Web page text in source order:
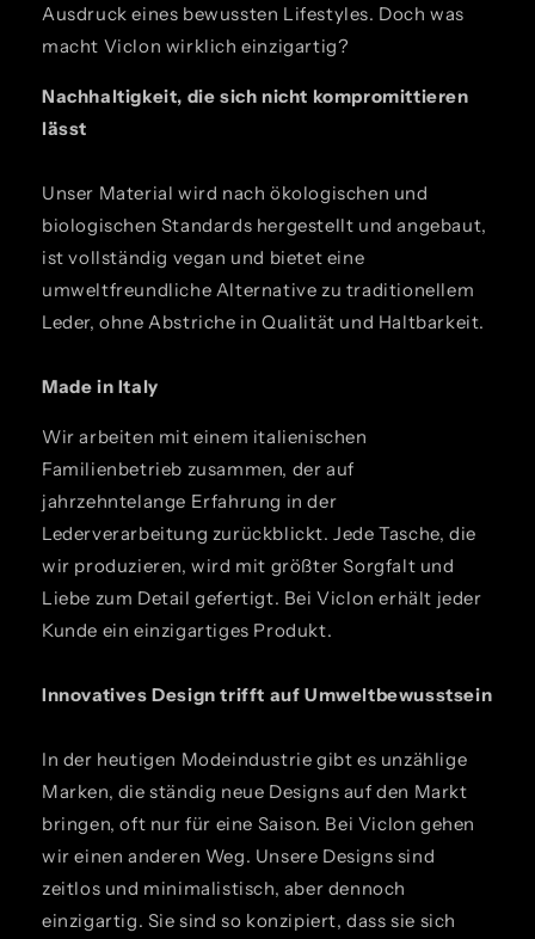
Ausdruck eines bewussten Lifestyles. Doch was
macht Viclon wirklich einzigartig?
Nachhaltigkeit, die sich nicht kompromittieren
lässt
Unser Material wird nach ökologischen und
biologischen Standards hergestellt und angebaut,
ist vollständig vegan und bietet eine
umweltfreundliche Alternative zu traditionellem
Leder, ohne Abstriche in Qualität und Haltbarkeit.
Made in Italy
Wir arbeiten mit einem italienischen
Familienbetrieb zusammen, der auf
jahrzehntelange Erfahrung in der
Lederverarbeitung zurückblickt. Jede Tasche, die
wir produzieren, wird mit größter Sorgfalt und
Liebe zum Detail gefertigt. Bei Viclon erhält jeder
Kunde ein einzigartiges Produkt.
Innovatives Design trifft auf Umweltbewusstsein
In der heutigen Modeindustrie gibt es unzählige
Marken, die ständig neue Designs auf den Markt
bringen, oft nur für eine Saison. Bei Viclon gehen
wir einen anderen Weg. Unsere Designs sind
zeitlos und minimalistisch, aber dennoch
einzigartig. Sie sind so konzipiert, dass sie sich